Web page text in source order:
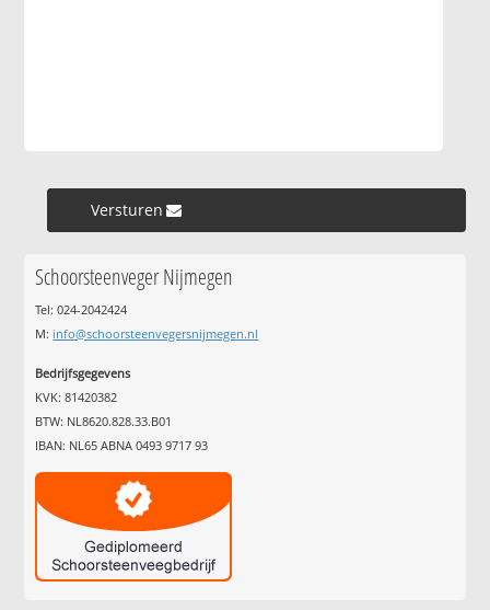
Versturen »
Schoorsteenveger Nijmegen
Tel: 024-2042424
M: info@schoorsteenvegersnijmegen.nl
Bedrijfsgegevens
KVK: 81420382
BTW: NL8620.828.33.B01
IBAN: NL65 ABNA 0493 9717 93